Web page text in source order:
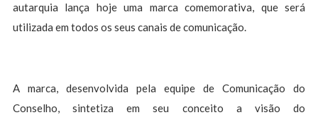
autarquia lança hoje uma marca comemorativa, que será
utilizada em todos os seus canais de comunicação.
A marca, desenvolvida pela equipe de Comunicação do
Conselho, sintetiza em seu conceito a visão do